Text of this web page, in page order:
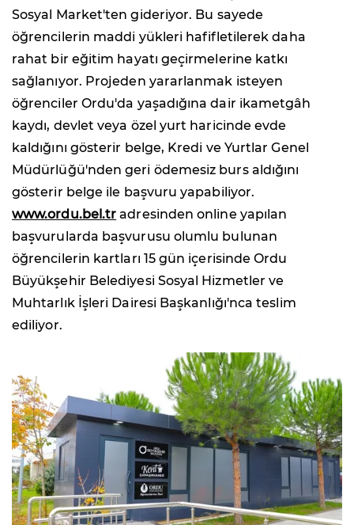
Sosyal Market'ten gideriyor. Bu sayede
öğrencilerin maddi yükleri hafifletilerek daha
rahat bir eğitim hayatı geçirmelerine katkı
sağlanıyor. Projeden yararlanmak isteyen
öğrenciler Ordu'da yaşadığına dair ikametgâh
kaydı, devlet veya özel yurt haricinde evde
kaldığını gösterir belge, Kredi ve Yurtlar Genel
Müdürlüğü'nden geri ödemesiz burs aldığını
gösterir belge ile başvuru yapabiliyor.
www.ordu.bel.tr adresinden online yapılan
başvurularda başvurusu olumlu bulunan
öğrencilerin kartları 15 gün içerisinde Ordu
Büyükşehir Belediyesi Sosyal Hizmetler ve
Muhtarlık İşleri Dairesi Başkanlığı'nca teslim
ediliyor.